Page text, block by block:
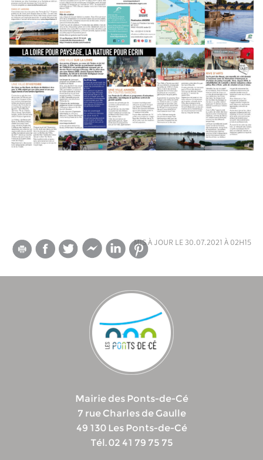
mis à jour le 30.07.2021 à 02h15
Mairie des Ponts-de-Cé
7 rue Charles de Gaulle
49 130 Les Ponts-de-Cé
Tél. 02 41 79 75 75